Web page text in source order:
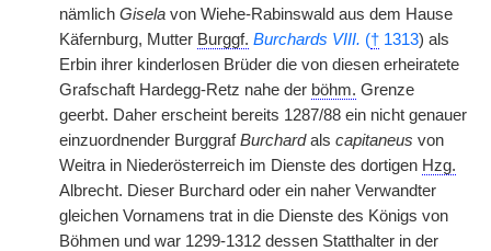
nämlich Gisela von Wiehe-Rabinswald aus dem Hause
Käfernburg, Mutter Burggf. Burchards VIII. († 1313) als
Erbin ihrer kinderlosen Brüder die von diesen erheiratete
Grafschaft Hardegg-Retz nahe der böhm. Grenze
geerbt. Daher erscheint bereits 1287/88 ein nicht genauer
einzuordnender BurggrafBurchardals capitaneus von
Weitra in Niederösterreich im Dienste des dortigen Hzg.
Albrecht. Dieser Burchard oder ein naher Verwandter
gleichen Vornamens trat in die Dienste des Königs von
Böhmen und war 1299-1312 dessen Statthalter in der